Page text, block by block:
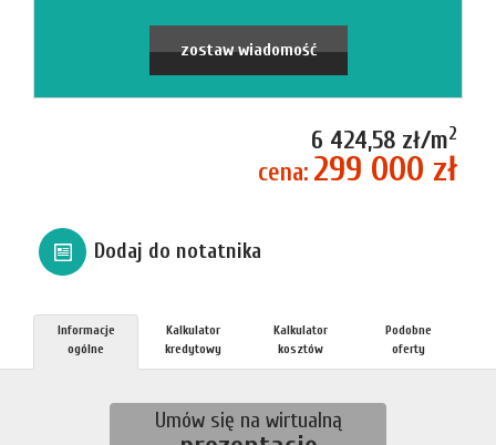
zostaw wiadomość
6 424,58 zł/m2
cena: 299 000 zł
Dodaj do notatnika
Informacje
ogólne
Kalkulator
kredytowy
Kalkulator
kosztów
Podobne
oferty
Umów się na wirtualną